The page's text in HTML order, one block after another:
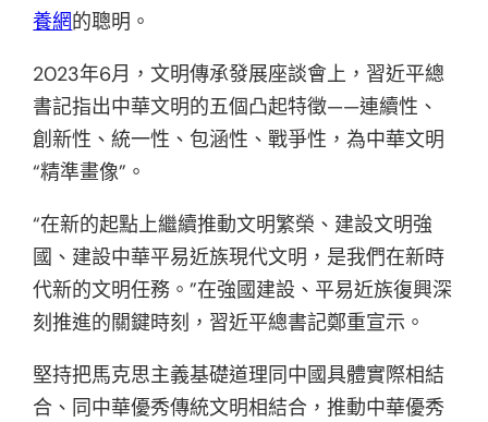
養網的聰明。
2023年6月，文明傳承發展座談會上，習近平總
書記指出中華文明的五個凸起特徵——連續性、
創新性、統一性、包涵性、戰爭性，為中華文明
“精準畫像”。
“在新的起點上繼續推動文明繁榮、建設文明強
國、建設中華平易近族現代文明，是我們在新時
代新的文明任務。”在強國建設、平易近族復興深
刻推進的關鍵時刻，習近平總書記鄭重宣示。
堅持把馬克思主義基礎道理同中國具體實際相結
合、同中華優秀傳統文明相結合，推動中華優秀